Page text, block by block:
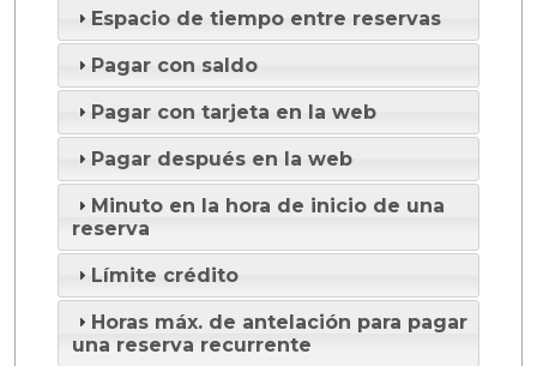
Espacio de tiempo entre reservas
Pagar con saldo
Pagar con tarjeta en la web
Pagar después en la web
Minuto en la hora de inicio de una
reserva
Límite crédito
Horas máx. de antelación para pagar
una reserva recurrente